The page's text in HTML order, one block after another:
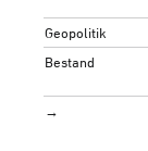
Geopolitik
Bestand
→